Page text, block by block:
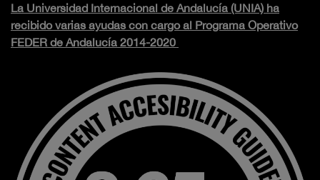
La Universidad Internacional de Andalucía (UNIA) ha
recibido varias ayudas con cargo al Programa Operativo
FEDER de Andalucía 2014-2020